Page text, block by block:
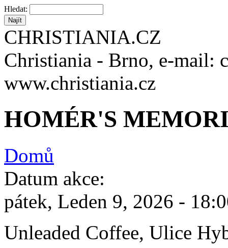
Hledat:
CHRISTIANIA.CZ
Christiania - Brno, e-mail:
www.christiania.cz
HOMÉR'S
Domů
Datum akce:
pátek, Leden 9, 2026 -
Unleaded Coffee, Ulice